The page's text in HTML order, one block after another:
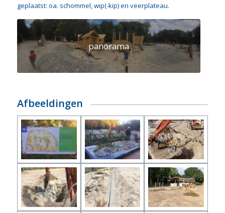
geplaatst: oa. schommel, wip(-kip) en veerplateau.
panorama
Afbeeldingen